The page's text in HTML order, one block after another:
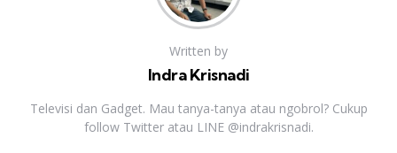
Written by
Indra Krisnadi
Televisi dan Gadget. Mau tanya-tanya atau ngobrol? Cukup
follow Twitter atau LINE @indrakrisnadi.